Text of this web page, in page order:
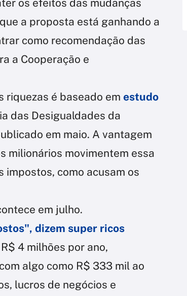
os efeitos das mudanças
a proposta está ganhando a
como recomendação das
a Cooperação e
riquezas é baseado em estudo
das Desigualdades da
em maio. A vantagem
milionários movimentem essa
como acusam os
em julho.
dizem super ricos
4 milhões por ano,
algo como R$ 333 mil ao
lucros de negócios e